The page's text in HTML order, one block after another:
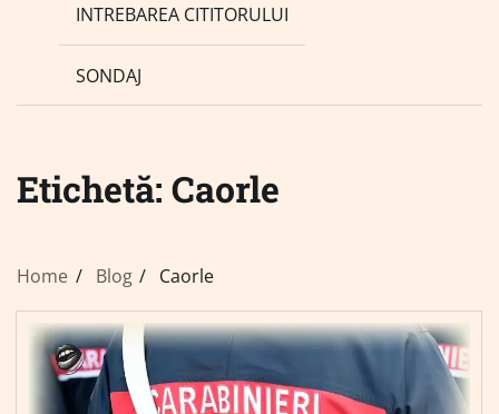
INTREBAREA CITITORULUI
SONDAJ
Etichetă: Caorle
Home Blog Caorle